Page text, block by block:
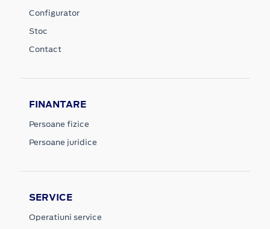
Configurator
Stoc
Contact
FINANTARE
Persoane fizice
Persoane juridice
SERVICE
Operatiuni service